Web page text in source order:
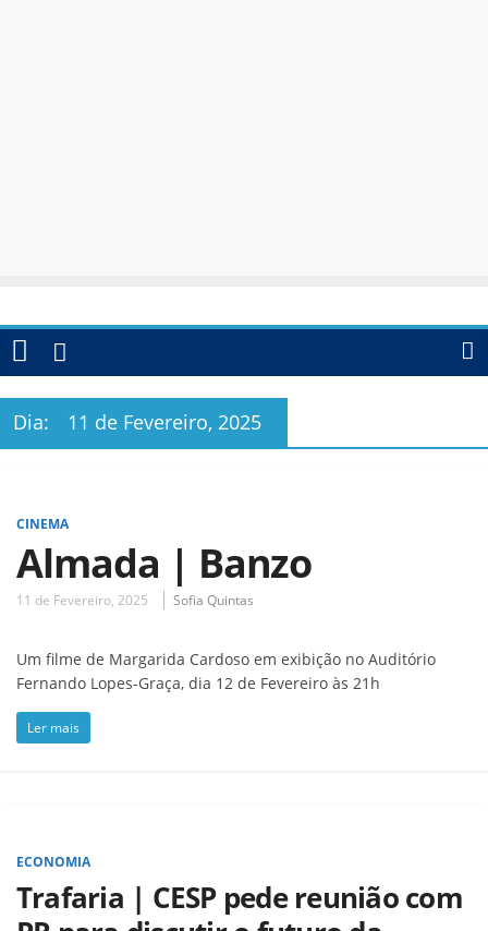
Dia: 11 de Fevereiro, 2025
CINEMA
Almada | Banzo
11 de Fevereiro, 2025 Sofia Quintas
Um filme de Margarida Cardoso em exibição no Auditório
Fernando Lopes-Graça, dia 12 de Fevereiro às 21h
Ler mais
ECONOMIA
Trafaria | CESP pede reunião com